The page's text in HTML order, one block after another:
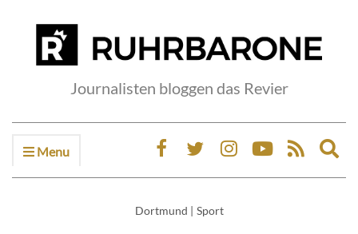
Journalisten bloggen das Revier
Menu
Dortmund | Sport